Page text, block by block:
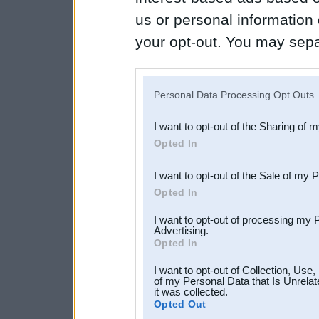
us or personal
your opt-out. You may
Downstream Participants
third parties.
Personal Data Processing Opt Outs
I want to opt-out of the Sharing of
Opted In
I want to opt-out of the Sale of my
Opted In
I want to opt-out of processing my
Advertising.
Opted In
I want to opt-out of Collection,
of my Personal Data that Is
it was collected.
Opted Out